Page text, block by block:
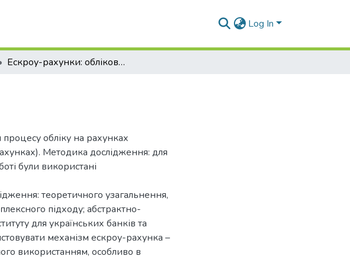
Log In
Ескроу-рахунки: облікові аспекти
обліку на рахунках
Методика дослідження: для
були використані
теоретичного узагальнення,
підходу; абстрактно-
для українських банків та
механізм ескроу-рахунка –
використанням, особливо в